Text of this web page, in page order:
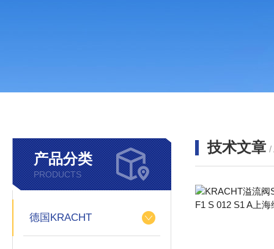
产品分类
PRODUCTS
德国KRACHT
技术文章 /